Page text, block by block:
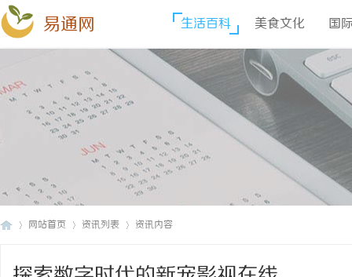
易通网 生活百科 美食文化 国
网站首页 资讯列表 资讯内容